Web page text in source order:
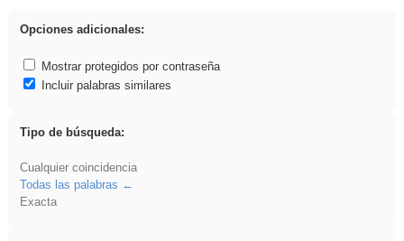
Opciones adicionales:
Mostrar protegidos por contraseña
Incluir palabras similares
Tipo de búsqueda:
Cualquier coincidencia
Todas las palabras
Exacta